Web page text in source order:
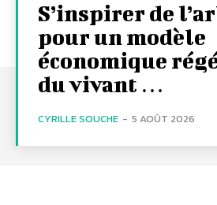
S’inspirer de
pour un modèle
économique
du vivant …
CYRILLE SOUCHE - 5 AOÛT 2026